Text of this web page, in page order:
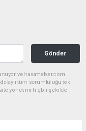
Gönder
ve hasathaber.com
tüm sorumluluğu tek
yönetimi hiçbir şekilde